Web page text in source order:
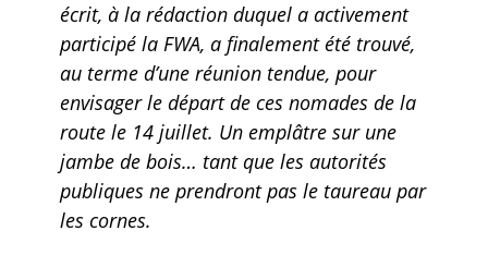
écrit, à la rédaction duquel a activement
participé la FWA, a finalement été trouvé,
au terme d’une réunion tendue, pour
envisager le départ de ces nomades de la
route le 14 juillet. Un emplâtre sur une
jambe de bois… tant que les autorités
publiques ne prendront pas le taureau par
les cornes.